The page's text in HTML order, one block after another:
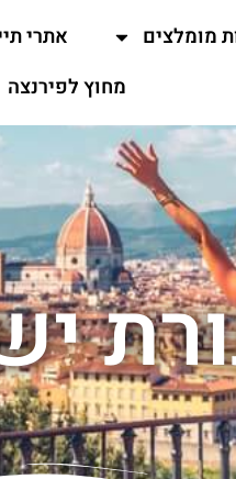
מומלצים אתרי
מחוץ לפירנצה